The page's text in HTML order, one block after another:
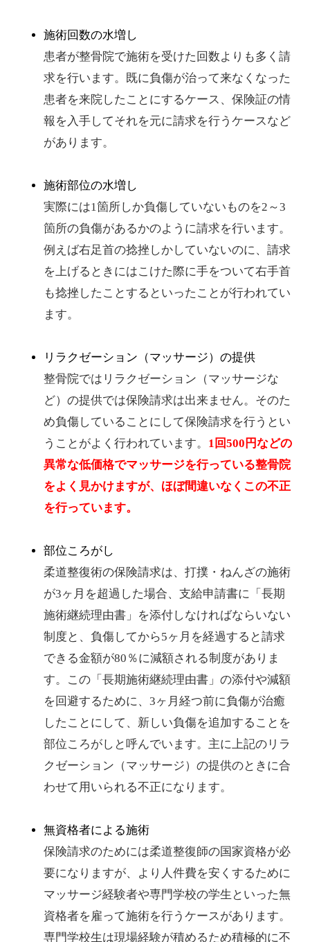
施術回数の水増し
患者が整骨院で施術を受けた回数よりも多く請
求を行います。既に負傷が治って来なくなった
患者を来院したことにするケース、保険証の情
報を入手してそれを元に請求を行うケースなど
があります。
施術部位の水増し
実際には1箇所しか負傷していないものを2～3
箇所の負傷があるかのように請求を行います。
例えば右足首の捻挫しかしていないのに、請求
を上げるときにはこけた際に手をついて右手首
も捻挫したことするといったことが行われてい
ます。
リラクゼーション（マッサージ）の提供
整骨院ではリラクゼーション（マッサージな
ど）の提供では保険請求は出来ません。そのた
め負傷していることにして保険請求を行うとい
うことがよく行われています。 1回500円などの
異常な低価格でマッサージを行っている整骨院
をよく見かけますが、ほぼ間違いなくこの不正
を行っています。
部位ころがし
柔道整復術の保険請求は、打撲・ねんざの施術
が3ヶ月を超過した場合、支給申請書に「長期
施術継続理由書」を添付しなければならいない
制度と、負傷してから5ヶ月を経過すると請求
できる金額が80％に減額される制度がありま
す。この「長期施術継続理由書」の添付や減額
を回避するために、3ヶ月経つ前に負傷が治癒
したことにして、新しい負傷を追加することを
部位ころがしと呼んでいます。主に上記のリラ
クゼーション（マッサージ）の提供のときに合
わせて用いられる不正になります。
無資格者による施術
保険請求のためには柔道整復師の国家資格が必
要になりますが、より人件費を安くするために
マッサージ経験者や専門学校の学生といった無
資格者を雇って施術を行うケースがあります。
専門学校生は現場経験が積めるため積極的に不